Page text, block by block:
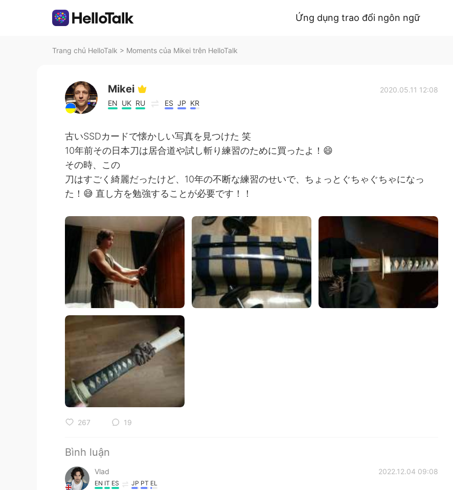
Ứng dụng trao đổi ngôn ngữ
Trang chủ HelloTalk > Moments của Mikei trên HelloTalk
Mikei
EN UK RU ES JP KR
2020.05.11 12:08
古いSSDカードで懐かしい写真を見つけた 笑
10年前その日本刀は居合道や試し斬り練習のために買ったよ！😄
その時、この
刀はすごく綺麗だったけど、10年の不断な練習のせいで、ちょっとぐちゃぐちゃになっ
た！😅 直し方を勉強することが必要です！！
267 19
Bình luận
Vlad 2022.12.04 09:08
EN IT ES JP PT EL